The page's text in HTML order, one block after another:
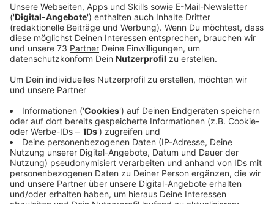
Ein Promi, keine Fragen und fünf
Gegenstände
Anzeige
Wenn ein Popstar, Comedian, Schauspieler oder
Politiker bei uns zu Besuch ist, stellt er sich auch dem
besonderen Video-Interview „Fünf für". Dabei wird
keine einzige Frage gestellt, sondern dem Gast
einfach fünf Dinge in die Hand gedrückt, zu denen er
das erzählt, was ihm als Erstes einfällt. Keine
Standardantworten, keine Promotionaussagen -